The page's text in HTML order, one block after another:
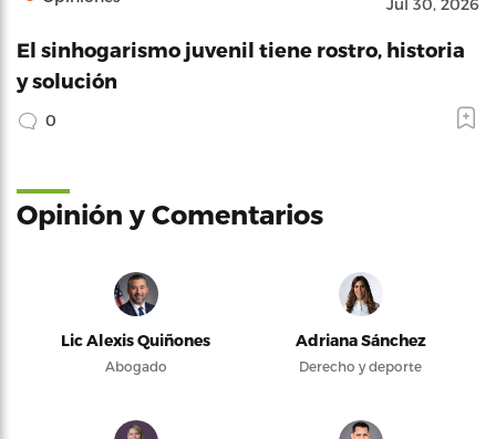
Jul 30, 2026
El sinhogarismo juvenil tiene rostro, historia
y solución
0
Opinión y Comentarios
Lic Alexis Quiñones
Abogado
Adriana Sánchez
Derecho y deporte